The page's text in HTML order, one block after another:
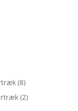
(8)
(2)